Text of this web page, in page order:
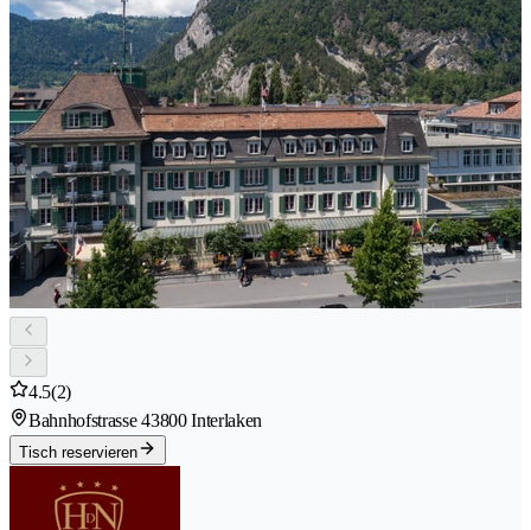
4.5(2)
Bahnhofstrasse 43800 Interlaken
Tisch reservieren